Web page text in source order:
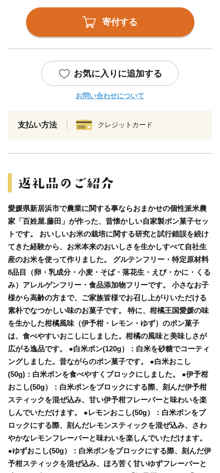
寄付する
お気に入りに追加する
お問い合わせについて
支払い方法 クレジットカード
愛媛県新居浜市で農業に関する事ならおまかせの個性派米農
家「百姓屋.藤田」が作った、昔懐かしい自家製ポン菓子セッ
トです。 おいしいお米の栽培に関する研究と試行錯誤を続け
てきた経験から、お米本来のおいしさを生かしすべて自社生
産のお米を使って作りました。 グルテンフリー・特定原材料
8品目（卵・乳成分・小麦・そば・落花生・えび・かに・くる
み）アレルゲンフリー・食品添加物フリーです。 小さなお子
様から高齢の方まで、ご家族皆様でお召し上がりいただける
素朴でなつかしい味のお菓子です。 特に、柑橘王国愛媛の味
を生かした柑橘風味（伊予柑・レモン・ゆず）のポン菓子
は、食べやすいおこしにしました。柑橘の風味と美味しさが
広がる逸品です。 ●白米ポン(120g）：白米を砂糖でコーティ
ングしました。昔ながらのポン菓子です。 ●白米おこし
(50g)：白米ポンを食べやすくブロックにしました。 ●伊予柑
おこし(50g）：白米ポンをブロックにする際、刻んだ伊予柑
スティックを混ぜ込み、甘い伊予柑フレーバーと味わいを楽
しんでいただけます。 ●レモンおこし(50g）：白米ポンをブ
ロックにする際、刻んだレモンスティックを混ぜ込み、さわ
やかなレモンフレーバーと味わいを楽しんでいただけます。
●ゆずおこし(50g）：白米ポンをブロックにする際、刻んだ伊
予柑スティックを混ぜ込み、ほろ苦く甘いゆずフレーバーと